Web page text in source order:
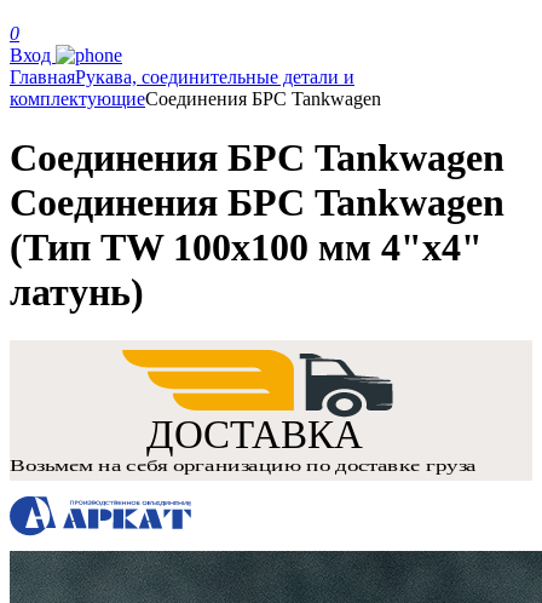
0
Вход
ГлавнаяРукава, соединительные детали и
комплектующиеСоединения БРС Tankwagen
Соединения БРС Tankwagen
Соединения БРС Tankwagen
(Тип TW 100x100 мм 4"x4"
латунь)